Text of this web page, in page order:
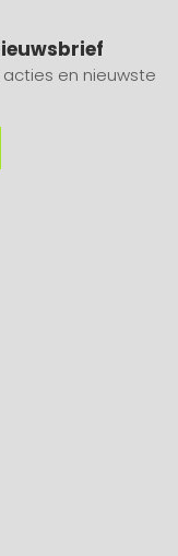
en nieuwste